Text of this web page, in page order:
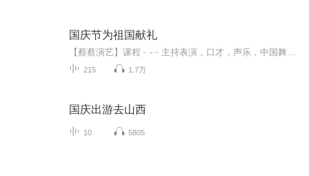
国庆节为祖国献礼
215 1.7万
国庆出游去山西
10 5805